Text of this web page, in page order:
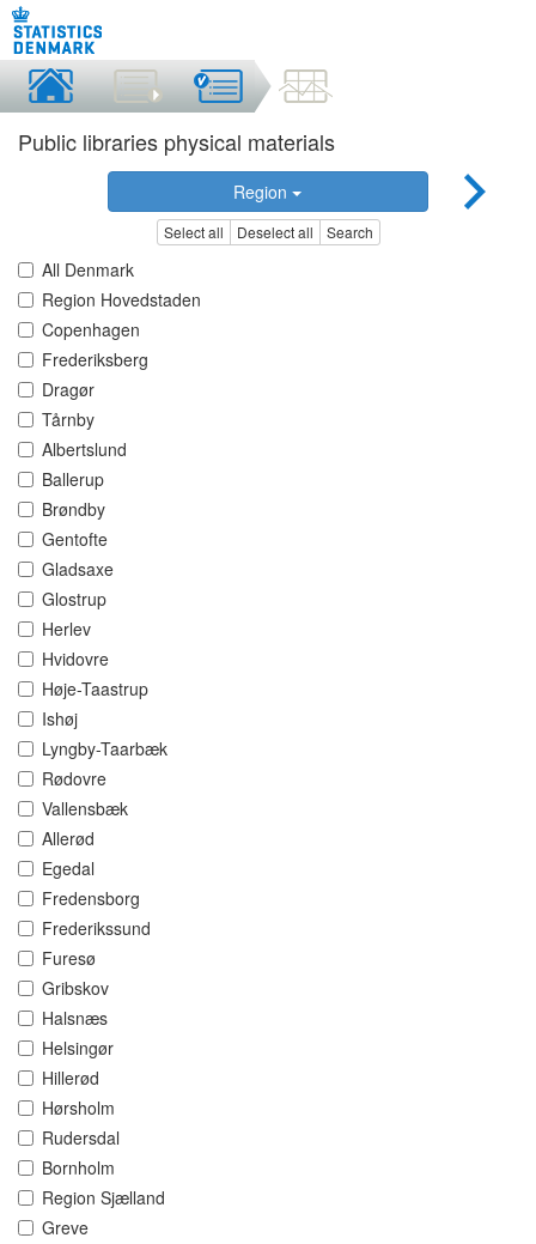
Public libraries physical materials
Region
Select all Deselect all Search
All Denmark
Region Hovedstaden
Copenhagen
Frederiksberg
Dragør
Tårnby
Albertslund
Ballerup
Brøndby
Gentofte
Gladsaxe
Glostrup
Herlev
Hvidovre
Høje-Taastrup
Ishøj
Lyngby-Taarbæk
Rødovre
Vallensbæk
Allerød
Egedal
Fredensborg
Frederikssund
Furesø
Gribskov
Halsnæs
Helsingør
Hillerød
Hørsholm
Rudersdal
Bornholm
Region Sjælland
Greve